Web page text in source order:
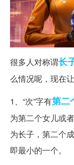
很多人对称谓长
么情况呢，现在
1、“次”字有第二
为第二个女儿或
为长子，第二个
即最小的一个。